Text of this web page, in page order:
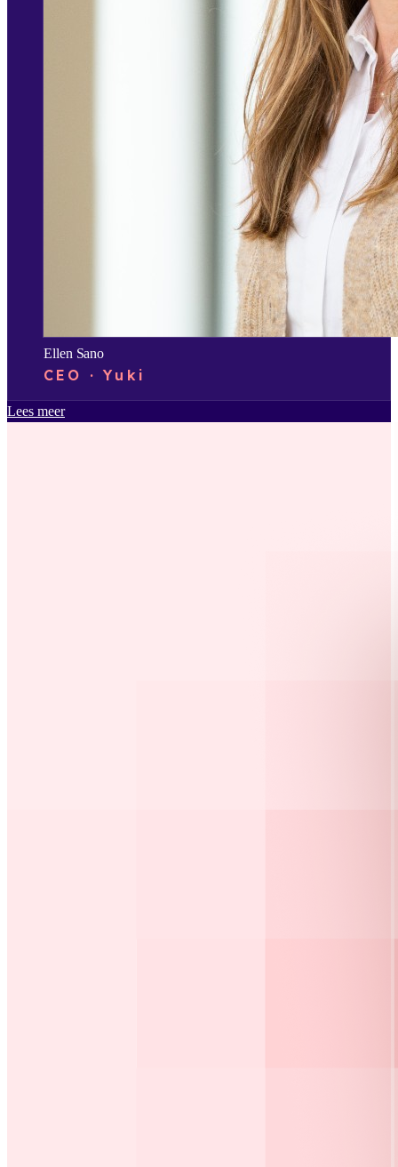
Ellen Sano
CEO · Yuki
Lees meer